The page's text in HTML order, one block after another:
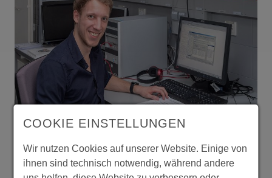
Matthias Raschick
COOKIE EINSTELLUNGEN
Wir nutzen Cookies auf unserer Website. Einige von
ihnen sind technisch notwendig, während andere